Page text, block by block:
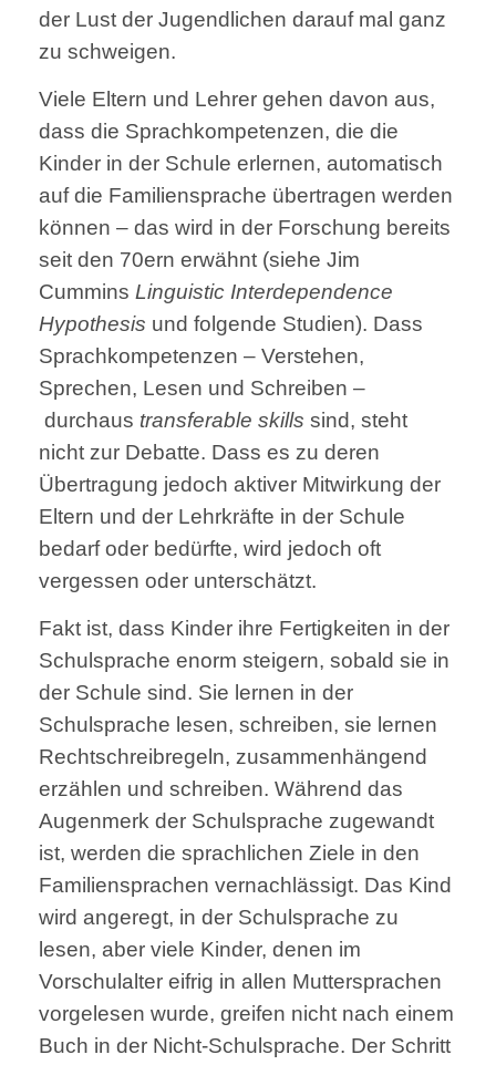
der Lust der Jugendlichen darauf mal ganz
zu schweigen.
Viele Eltern und Lehrer gehen davon aus,
dass die Sprachkompetenzen, die die
Kinder in der Schule erlernen, automatisch
auf die Familiensprache übertragen werden
können – das wird in der Forschung bereits
seit den 70ern erwähnt (siehe Jim
Cummins Linguistic Interdependence
Hypothesis und folgende Studien). Dass
Sprachkompetenzen – Verstehen,
Sprechen, Lesen und Schreiben –
durchaus transferable skills sind, steht
nicht zur Debatte. Dass es zu deren
Übertragung jedoch aktiver Mitwirkung der
Eltern und der Lehrkräfte in der Schule
bedarf oder bedürfte, wird jedoch oft
vergessen oder unterschätzt.
Fakt ist, dass Kinder ihre Fertigkeiten in der
Schulsprache enorm steigern, sobald sie in
der Schule sind. Sie lernen in der
Schulsprache lesen, schreiben, sie lernen
Rechtschreibregeln, zusammenhängend
erzählen und schreiben. Während das
Augenmerk der Schulsprache zugewandt
ist, werden die sprachlichen Ziele in den
Familiensprachen vernachlässigt. Das Kind
wird angeregt, in der Schulsprache zu
lesen, aber viele Kinder, denen im
Vorschulalter eifrig in allen Muttersprachen
vorgelesen wurde, greifen nicht nach einem
Buch in der Nicht-Schulsprache. Der Schritt